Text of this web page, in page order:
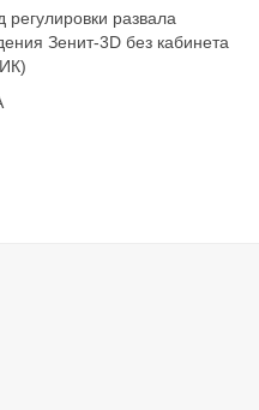
регулировки развала
Зенит-3D без кабинета